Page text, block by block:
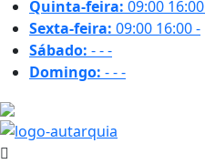
Quinta-feira: 09:00 16:00
Sexta-feira: 09:00 16:00-
Sábado: ---
Domingo: ---